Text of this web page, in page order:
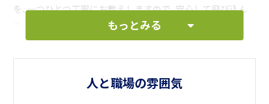
を、一つひとつ丁寧にお教えしますので、安心して飛び込ん
あなたからのご応募を心よりお待ちしております。私たちと
もっとみる
人と職場の雰囲気